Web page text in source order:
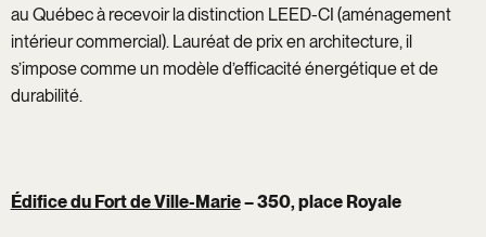
au Québec à recevoir la distinction LEED-CI (aménagement
intérieur commercial). Lauréat de prix en architecture, il
s’impose comme un modèle d’efficacité énergétique et de
durabilité.
Édifice du Fort de Ville-Marie– 350, place Royale